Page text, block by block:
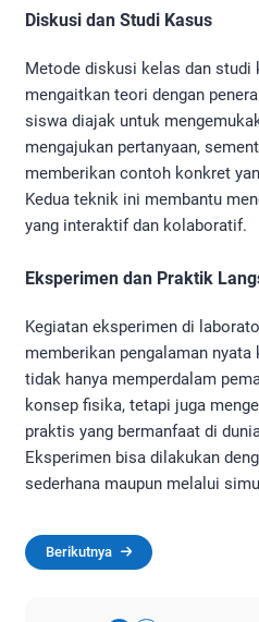
Diskusi dan Studi Kasus
Metode diskusi kelas dan
mengaitkan teori dengan
siswa diajak untuk
mengajukan pertanyaan,
memberikan contoh konkret
Kedua teknik ini membantu
yang interaktif dan kolaboratif.
Eksperimen dan Praktik
Kegiatan eksperimen di
memberikan pengalaman
tidak hanya memperdalam
konsep fisika, tetapi juga
praktis yang bermanfaat di
Eksperimen bisa dilakukan
sederhana maupun melalui
Berikutnya